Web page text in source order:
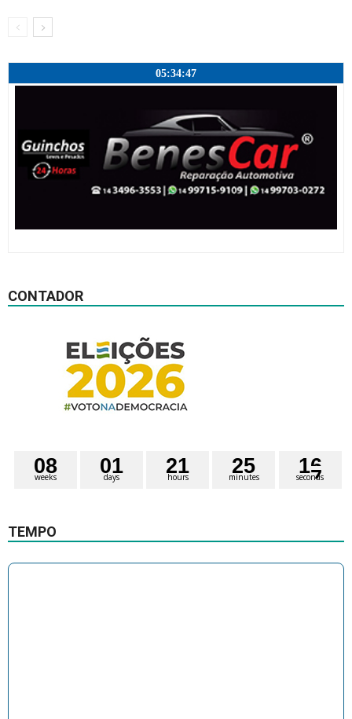
05:34:48
CONTADOR
weeks
08 days
01 hours
21 minutes
25 seconds
16
TEMPO